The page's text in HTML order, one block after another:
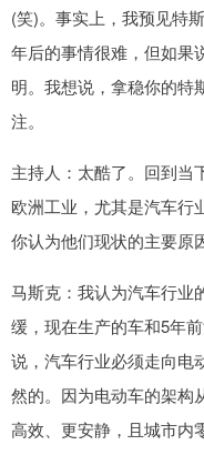
(笑)。事实上，我预见特
年后的事情很难，但如果
明。我想说，拿稳你的特
注。
主持人：太酷了。回到当
欧洲工业，尤其是汽车行
你认为他们现状的主要原
马斯克：我认为汽车行业
缓，现在生产的车和5年
说，汽车行业必须走向电
然的。因为电动车的架构
高效、更安静，且城市内